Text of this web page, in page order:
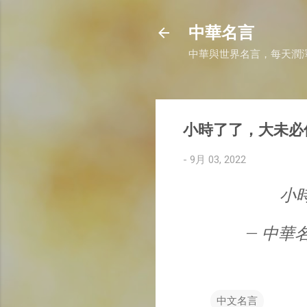
中華名言
中華與世界名言，每天潤
小時了了，大未
- 9月 03, 2022
小
— 中華
中文名言